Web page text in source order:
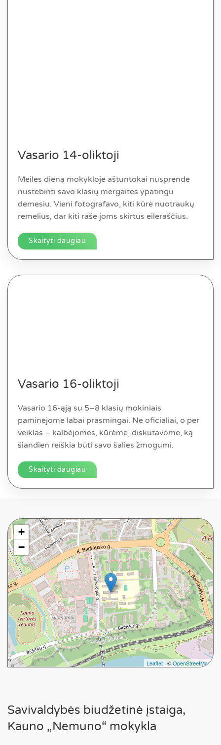
Vasario 14-oliktoji
Meilės dieną mokykloje aštuntokai nusprendė
nustebinti savo klasių mergaites ypatingu
dėmesiu. Vieni fotografavo, kiti kūrė nuotraukų
rėmelius, dar kiti rašė joms skirtus eilėraščius.
Skaityti daugiau
Vasario 16-oliktoji
Vasario 16-ąją su 5–8 klasių mokiniais
paminėjome labai prasmingai. Ne oficialiai, o per
veiklas – kalbėjomės, kūrėme, diskutavome, ką
šiandien reiškia būti savo šalies žmogumi.
Skaityti daugiau
+
−
Leaflet | ©OpenStreetMap
Savivaldybės biudžetinė įstaiga,
Kauno „Nemuno“ mokykla